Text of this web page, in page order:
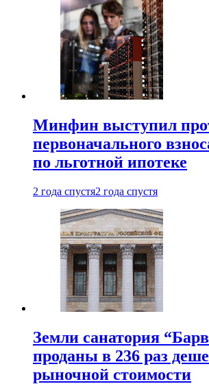
Минфин выступил
первоначального
по льготной ипотеке
2 года спустя2 года спустя
Земли санатория
проданы в 236 раз
рыночной стоимости